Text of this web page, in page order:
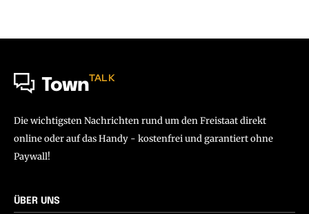
TownTALK
Die wichtigsten Nachrichten rund um den Freistaat direkt
online oder auf das Handy - kostenfrei und garantiert ohne
Paywall!
ÜBER UNS